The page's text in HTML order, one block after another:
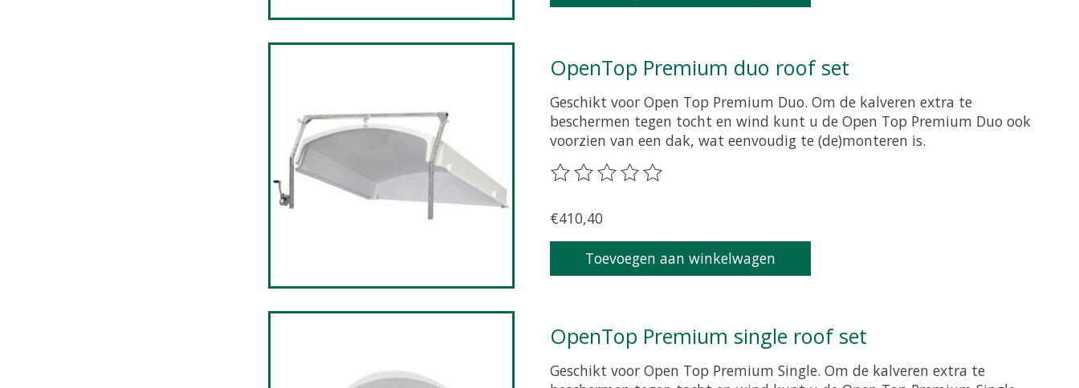
OpenTop Premium duo roof set
Geschikt voor Open Top Premium Duo. Om de kalveren extra te
beschermen tegen tocht en wind kunt u de Open Top Premium Duo ook
voorzien van een dak, wat eenvoudig te (de)monteren is.
De beoordeling van dit product is
€410,40
Toevoegen aan winkelwagen
OpenTop Premium single roof set
Geschikt voor Open Top Premium Single. Om de kalveren extra te